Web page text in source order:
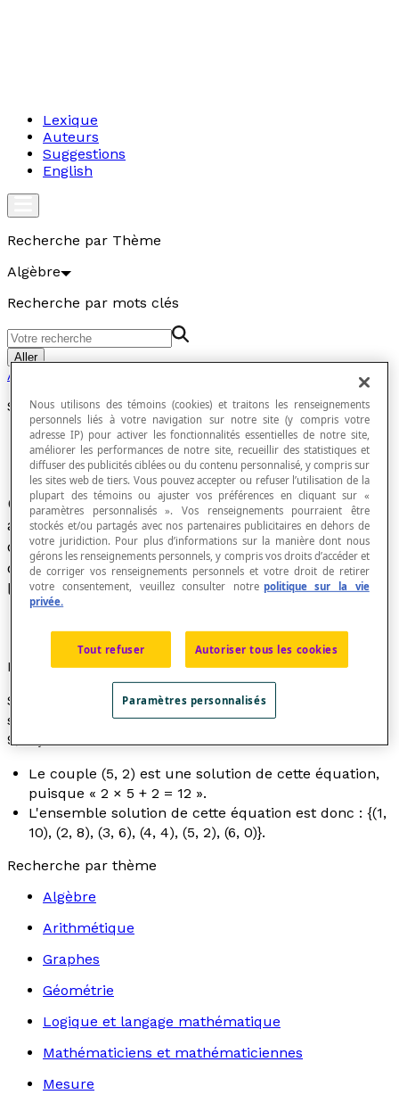
Lexique
Auteurs
Suggestions
English
Recherche par Thème
Algèbre
Recherche par mots clés
Aller
Algèbre
Solution d'une équation
Chacune des valeurs que l'on peut substituer
auxvariablesd'une équation de manière à
obtenir une égalité vraie. L'ensemble de toutes
ces valeurs s'appelle l'ensemble solutionde
l'équation.
Exemple
Soit l'équation « 2x+y= 12 » dont les variables
sont définies dans l'ensemble E = {0, 1, 2, 3, 4, 5, 6, 7, 8,
9, 10}.
Le couple (5, 2) est une solution de cette équation,
puisque « 2 × 5 + 2 = 12 ».
L'ensemble solution de cette équation est donc : {(1,
10), (2, 8), (3, 6), (4, 4), (5, 2), (6, 0)}.
Recherche par thème
Algèbre
Arithmétique
Graphes
Géométrie
Logique et langage mathématique
Mathématiciens et mathématiciennes
Mesure
Nous utilisons des témoins (cookies) et traitons les renseignements
personnels liés à votre navigation sur notre site (y compris votre
adresse IP) pour activer les fonctionnalités essentielles de notre site,
améliorer les performances de notre site, recueillir des statistiques et
diffuser des publicités ciblées ou du contenu personnalisé, y compris sur
les sites web de tiers. Vous pouvez accepter ou refuser l’utilisation de la
plupart des témoins ou ajuster vos préférences en cliquant sur «
paramètres personnalisés ». Vos renseignements pourraient être
stockés et/ou partagés avec nos partenaires publicitaires en dehors de
votre juridiction. Pour plus d’informations sur la manière dont nous
gérons les renseignements personnels, y compris vos droits d’accéder et
de corriger vos renseignements personnels et votre droit de retirer
votre consentement, veuillez consulter notre politique sur la vie
privée.
Tout refuser Autoriser tous les cookies
Paramètres personnalisés